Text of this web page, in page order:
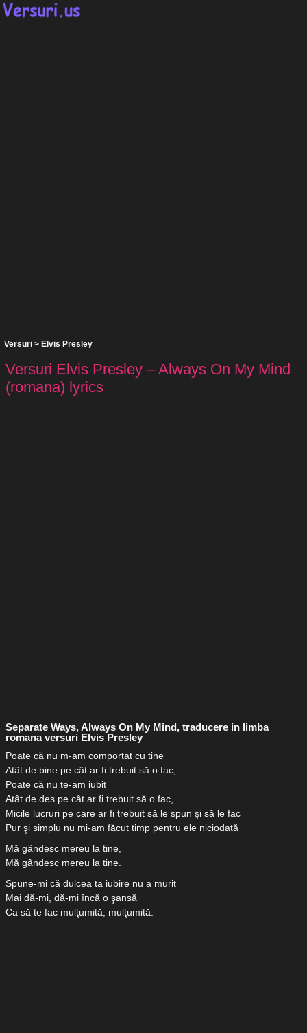
Versuri > Elvis Presley
Versuri Elvis Presley – Always On My Mind
(romana) lyrics
Separate Ways, Always On My Mind, traducere in limba
romana versuri Elvis Presley
Poate că nu m-am comportat cu tine
Atât de bine pe cât ar fi trebuit să o fac,
Poate că nu te-am iubit
Atât de des pe cât ar fi trebuit să o fac,
Micile lucruri pe care ar fi trebuit să le spun şi să le fac
Pur şi simplu nu mi-am făcut timp pentru ele niciodată
Mă gândesc mereu la tine,
Mă gândesc mereu la tine.
Spune-mi că dulcea ta iubire nu a murit
Mai dă-mi, dă-mi încă o şansă
Ca să te fac mulţumită, mulţumită.